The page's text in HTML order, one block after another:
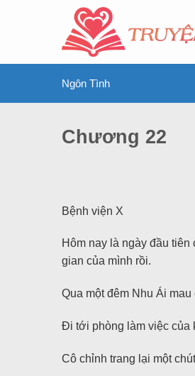
Ngôn Tình
Chương 22
Bệnh viện X
Hôm nay là ngày đầu
gian của mình rồi.
Qua một đêm Nhu Ái
Đi tới phòng làm việc của
Cô chỉnh trang lại một